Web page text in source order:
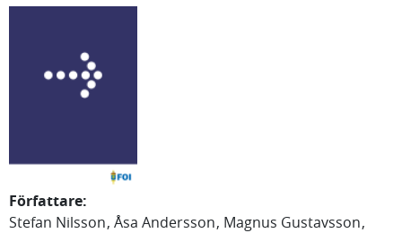
Författare:
Stefan Nilsson Åsa Andersson Magnus Gustavsson